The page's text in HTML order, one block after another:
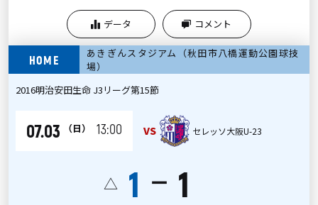
データ コメント
HOME
あきぎんスタジアム（秋田市八橋運動公園球技
場）
2016明治安田生命 J3リーグ第15節
07.03 （日） 13:00 VS セレッソ大阪U-23
△ 1 ー 1